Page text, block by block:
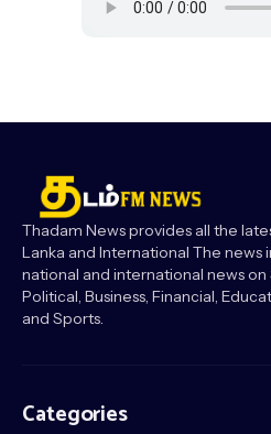
Thadam News provides all the
Lanka and International The news
national and international news on
Political, Business, Financial,
and Sports.
Categories